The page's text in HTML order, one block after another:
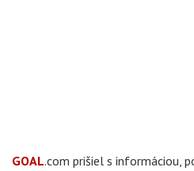
GOAL.com prišiel s informáciou,